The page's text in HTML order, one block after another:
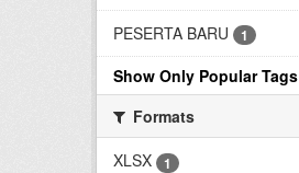
PESERTA BARU 1
Show Only Popular Tags
Formats
XLSX
1